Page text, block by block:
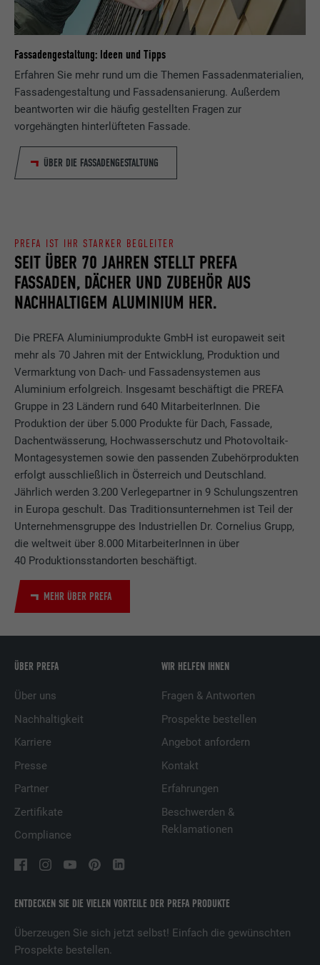
Fassadengestaltung: Ideen und Tipps
Erfahren Sie mehr rund um die Themen Fassadenmaterialien,
Fassadengestaltung und Fassadensanierung. Außerdem
beantworten wir die häufig gestellten Fragen zur
vorgehängten hinterlüfteten Fassade.
ÜBER DIE FASSADENGESTALTUNG
SEIT ÜBER 70 JAHREN STELLT PREFA
FASSADEN, DÄCHER UND ZUBEHÖR AUS
NACHHALTIGEM ALUMINIUM HER.
PREFA IST IHR STARKER BEGLEITER
Die PREFA Aluminiumprodukte GmbH ist europaweit seit
mehr als 70 Jahren mit der Entwicklung, Produktion und
Vermarktung von Dach- und Fassadensystemen aus
Aluminium erfolgreich. Insgesamt beschäftigt die PREFA
Gruppe in 23 Ländern rund 640 MitarbeiterInnen. Die
Produktion der über 5.000 Produkte für Dach, Fassade,
Dachentwässerung, Hochwasserschutz und Photovoltaik-
Montagesystemen sowie den passenden Zubehörprodukten
erfolgt ausschließlich in Österreich und Deutschland.
Jährlich werden 3.200 Verlegepartner in 9 Schulungszentren
in Europa geschult. Das Traditionsunternehmen ist Teil der
Unternehmensgruppe des Industriellen Dr. Cornelius Grupp,
die weltweit über 8.000 MitarbeiterInnen in über
40 Produktionsstandorten beschäftigt.
MEHR ÜBER PREFA
ENTDECKEN SIE DIE VIELEN VORTEILE DER PREFA PRODUKTE
Überzeugen Sie sich jetzt selbst! Einfach die gewünschten
Prospekte bestellen.
ÜBER PREFA
Über uns
Nachhaltigkeit
Karriere
Presse
Partner
Zertifikate
Compliance
WIR HELFEN IHNEN
Fragen & Antworten
Prospekte bestellen
Angebot anfordern
Kontakt
Erfahrungen
Beschwerden &
Reklamationen